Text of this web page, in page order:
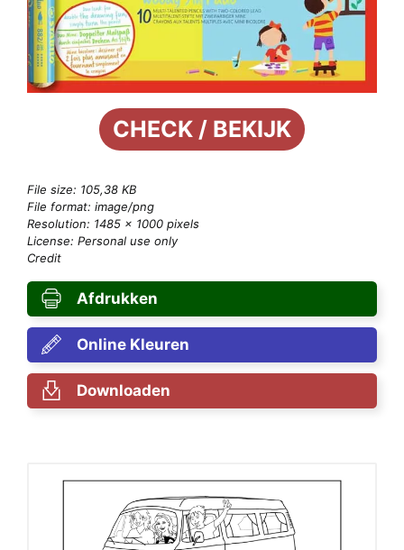
CHECK / BEKIJK
File size: 105,38 KB
File format: image/png
Resolution: 1485 × 1000 pixels
License: Personal use only
Credit
Afdrukken
Online Kleuren
Downloaden